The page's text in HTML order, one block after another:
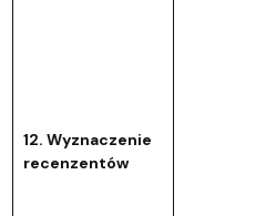
12. Wyznaczenie
recenzentów